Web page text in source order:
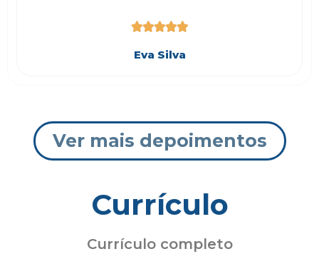

Eva Silva
Ver mais depoimentos
Currículo
Currículo completo